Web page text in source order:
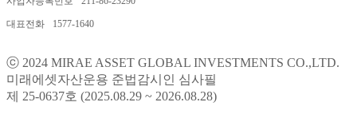
대표전화 1577-1640
ⓒ 2024 MIRAE ASSET GLOBAL INVESTMENTS CO.,LTD.
미래에셋자산운용 준법감시인 심사필
제 25-0637호 (2025.08.29 ~ 2026.08.28)